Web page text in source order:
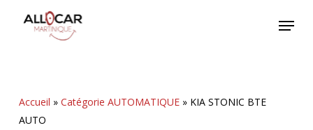
Menu
Accueil » Catégorie AUTOMATIQUE» KIA STONIC BTE
AUTO